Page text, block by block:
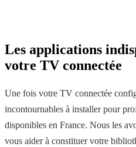
Les applications
votre TV connectée
Une fois votre TV connectée
incontournables à installer pour
disponibles en France. Nous les
vous aider à constituer votre